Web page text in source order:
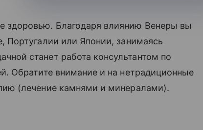
здоровью. Благодаря влиянию Венеры вы
Португалии или Японии, занимаясь
станет работа консультантом по
Обратите внимание и на нетрадиционные
(лечение камнями и минералами).